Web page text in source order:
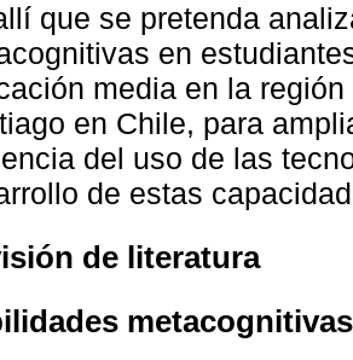
que se pretenda
en
media en la
en Chile, para
del uso de las
de estas
de literatura
metacognitivas